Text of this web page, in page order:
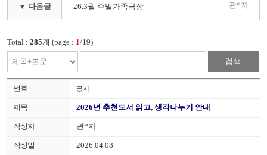
▼ 다음글 26.3월 주말가족극장 관*자
Total : 285개 (page : 1/19)
검색
공지
2026년 추천도서 읽고, 생각나누기 안내
관*자
2026.04.08